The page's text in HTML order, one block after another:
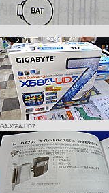
GA-X58A-UD7